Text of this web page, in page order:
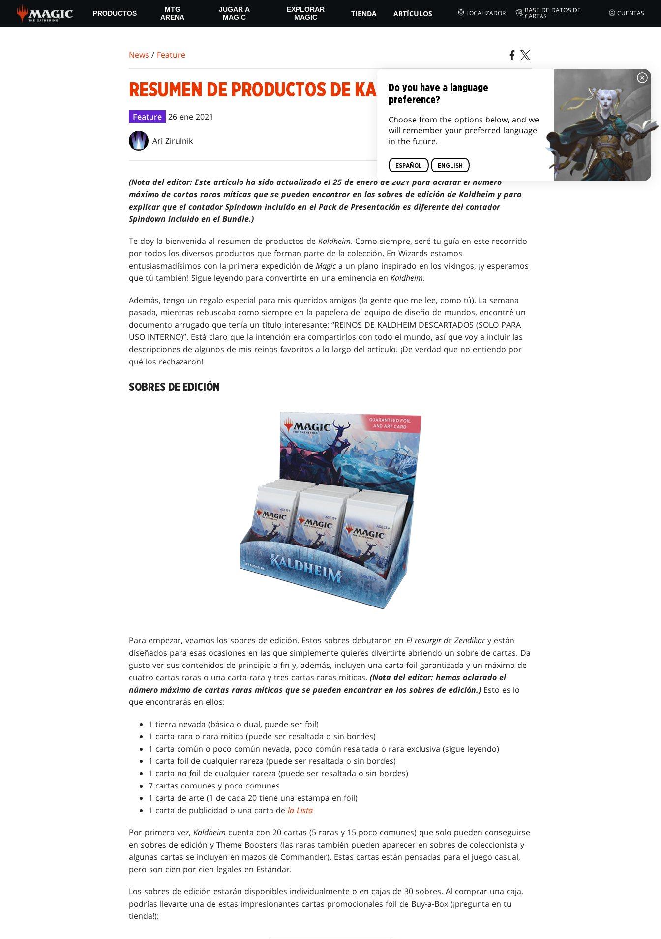
main
PRODUCTOS
MTG
ARENA
JUGAR A
MAGIC
EXPLORAR
MAGIC
TIENDA ARTÍCULOS LOCALIZADOR BASE DE DATOS DE
CARTAS CUENTAS
News / Feature
RESUMEN DE PRODUCTOS DE KALDHEIM
Feature 26 ene 2021
Ari Zirulnik
(Nota del editor: Este artículo ha sido actualizado el 25 de enero de 2021 para aclarar el número
máximo de cartas raras míticas que se pueden encontrar en los sobres de edición de Kaldheim y para
explicar que el contador Spindown incluido en el Pack de Presentación es diferente del contador
Spindown incluido en el Bundle.)
Te doy la bienvenida al resumen de productos de Kaldheim. Como siempre, seré tu guía en este recorrido
por todos los diversos productos que forman parte de la colección. En Wizards estamos
entusiasmadísimos con la primera expedición de Magic a un plano inspirado en los vikingos, ¡y esperamos
que tú también! Sigue leyendo para convertirte en una eminencia en Kaldheim.
Además, tengo un regalo especial para mis queridos amigos (la gente que me lee, como tú). La semana
pasada, mientras rebuscaba como siempre en la papelera del equipo de diseño de mundos, encontré un
documento arrugado que tenía un título interesante: “REINOS DE KALDHEIM DESCARTADOS (SOLO PARA
USO INTERNO)”. Está claro que la intención era compartirlos con todo el mundo, así que voy a incluir las
descripciones de algunos de mis reinos favoritos a lo largo del artículo. ¡De verdad que no entiendo por
qué los rechazaron!
SOBRES DE EDICIÓN
Para empezar, veamos los sobres de edición. Estos sobres debutaron en El resurgir de Zendikary están
diseñados para esas ocasiones en las que simplemente quieres divertirte abriendo un sobre de cartas. Da
gusto ver sus contenidos de principio a fin y, además, incluyen una carta foil garantizada y un máximo de
cuatro cartas raras o una carta rara y tres cartas raras míticas. (Nota del editor: hemos aclarado el
número máximo de cartas raras míticas que se pueden encontrar en los sobres de edición.) Esto es lo
que encontrarás en ellos:
1 tierra nevada (básica o dual, puede ser foil)
1 carta rara o rara mítica (puede ser resaltada o sin bordes)
1 carta común o poco común nevada, poco común resaltada o rara exclusiva (sigue leyendo)
1 carta foil de cualquier rareza (puede ser resaltada o sin bordes)
1 carta no foil de cualquier rareza (puede ser resaltada o sin bordes)
7 cartas comunes y poco comunes
1 carta de arte (1 de cada 20 tiene una estampa en foil)
1 carta de publicidad o una carta de la Lista
Por primera vez, Kaldheim cuenta con 20 cartas (5 raras y 15 poco comunes) que solo pueden conseguirse
en sobres de edición y Theme Boosters (las raras también pueden aparecer en sobres de coleccionista y
algunas cartas se incluyen en mazos de Commander). Estas cartas están pensadas para el juego casual,
pero son cien por cien legales en Estándar.
Los sobres de edición estarán disponibles individualmente o en cajas de 30 sobres. Al comprar una caja,
podrías llevarte una de estas impresionantes cartas promocionales foil de Buy-a-Box (¡pregunta en tu
tienda!):
Do you have a language
preference?
Choose from the options below, and we
will remember your preferred language
in the future.
ESPAÑOL ENGLISH